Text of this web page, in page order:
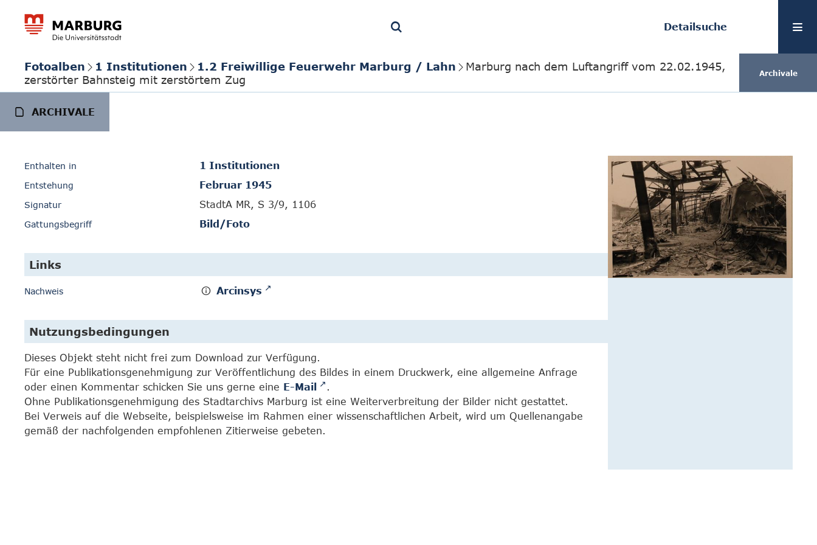
Detailsuche
Fotoalben 1 Institutionen 1.2 Freiwillige Feuerwehr Marburg / Lahn
Marburg nach dem Luftangriff vom 22.02.1945,
zerstörter Bahnsteig mit zerstörtem Zug
Archivale
ARCHIVALE
Enthalten in 1 Institutionen
Entstehung Februar 1945
Signatur StadtA MR, S 3/9, 1106
Gattungsbegriff Bild/Foto
Links
Nachweis Arcinsys
Nutzungsbedingungen
Dieses Objekt steht nicht frei zum Download zur Verfügung.
Für eine Publikationsgenehmigung zur Veröffentlichung des Bildes in einem Druckwerk, eine allgemeine Anfrage
oder einen Kommentar schicken Sie uns gerne eine E-Mail
.
Ohne Publikationsgenehmigung des Stadtarchivs Marburg ist eine Weiterverbreitung der Bilder nicht gestattet.
Bei Verweis auf die Webseite, beispielsweise im Rahmen einer wissenschaftlichen Arbeit, wird um Quellenangabe
gemäß der nachfolgenden empfohlenen Zitierweise gebeten.